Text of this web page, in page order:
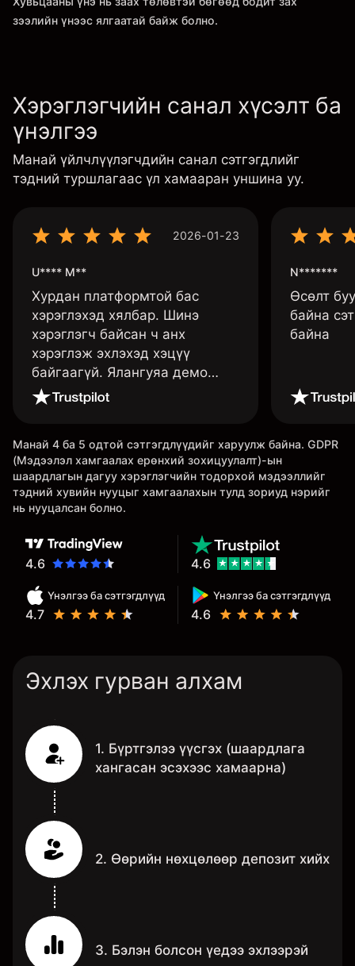
зээлийн үнээс ялгаатай байж болно.
Хэрэглэгчийн санал хүсэлт ба
үнэлгээ
Манай үйлчлүүлэгчдийн санал сэтгэгдлийг
тэдний туршлагаас үл хамааран уншина уу.
2026-01-23
U**** M**
Хурдан платформтой бас
хэрэглэхэд хялбар. Шинэ
хэрэглэгч байсан ч анх
хэрэглэж эхлэхэд хэцүү
байгаагүй. Ялангуяа демо
данс нь их хэрэгтэй ба
дэмтэй.
N*******
Өсөлт
байна
байна
Манай 4 ба 5 одтой сэтгэгдлүүдийг харуулж байна. GDPR
(Мэдээлэл хамгаалах ерөнхий зохицуулалт)-ын
шаардлагын дагуу хэрэглэгчийн тодорхой мэдээллийг
тэдний хувийн нууцыг хамгаалахын тулд зориуд нэрийг
нь нууцалсан болно.
4.6
Үнэлгээ ба сэтгэгдлүүд
4.7
Үнэлгээ ба сэтгэгдлүүд
4.6
4.6
Эхлэх гурван алхам
1. Бүртгэлээ үүсгэх (шаардлага
хангасан эсэхээс хамаарна)
2. Өөрийн нөхцөлөөр депозит хийх
3. Бэлэн болсон үедээ эхлээрэй